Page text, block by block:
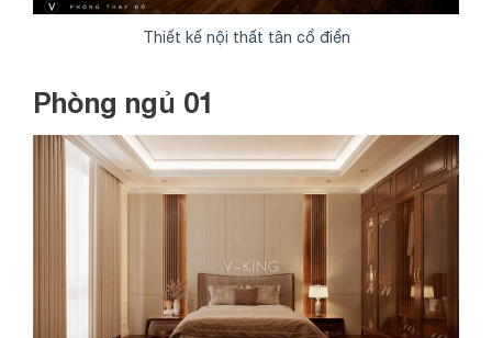
Thiết kế nội thất tân cổ điển
Phòng ngủ 01